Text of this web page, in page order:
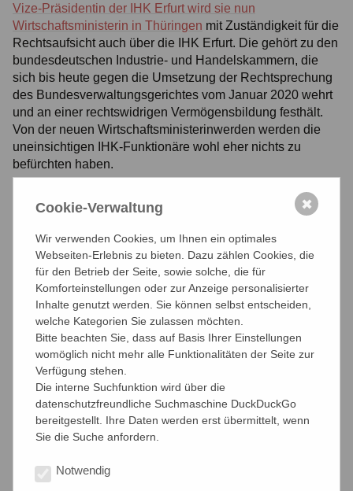
Vize-Präsidentin der IHK Erfurt wird sie nun
Wirtschaftsministerin in Thüringen mit Zuständigkeit für die
Rechtsaufsicht auch über die IHK Erfurt. Die gehört zu den
bundesdeutschen Industrie- und Handelskammern, die
sich bis heute gegen die Umsetzung der Rechtsprechung
des Bundesverwaltungsgerichtes vom Januar 2020 wehrt
und an einer rechtswidrigen Vermögensbildung festhält.
Von der neuen Wirtschaftsministerinwerden werden die
uneinsichtigen IHK-Funktionäre wohl eher nichts zu
befürchten haben.
des bffk vom 18. Dezember 2024
13.12.2024
teilen teilen teilen
Aktuelle Nachrichten
Unterstützen Sie uns jetzt!
Cookie-Verwaltung
Wir verwenden Cookies, um Ihnen ein optimales
Webseiten-Erlebnis zu bieten. Dazu zählen Cookies, die
für den Betrieb der Seite, sowie solche, die für
Komforteinstellungen oder zur Anzeige personalisierter
Inhalte genutzt werden. Sie können selbst entscheiden,
welche Kategorien Sie zulassen möchten.
Bitte beachten Sie, dass auf Basis Ihrer Einstellungen
womöglich nicht mehr alle Funktionalitäten der Seite zur
Verfügung stehen.
Die interne Suchfunktion wird über die
datenschutzfreundliche Suchmaschine DuckDuckGo
bereitgestellt. Ihre Daten werden erst übermittelt, wenn
Sie die Suche anfordern.
Notwendig
✖